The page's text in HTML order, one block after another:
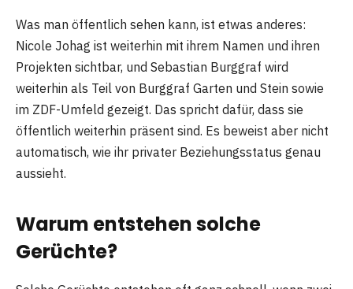
Was man öffentlich sehen kann, ist etwas anderes:
Nicole Johag ist weiterhin mit ihrem Namen und ihren
Projekten sichtbar, und Sebastian Burggraf wird
weiterhin als Teil von Burggraf Garten und Stein sowie
im ZDF-Umfeld gezeigt. Das spricht dafür, dass sie
öffentlich weiterhin präsent sind. Es beweist aber nicht
automatisch, wie ihr privater Beziehungsstatus genau
aussieht.
Warum entstehen solche
Gerüchte?